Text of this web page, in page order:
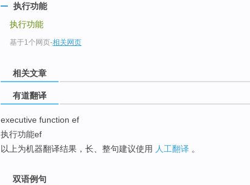
执行功能
执行功能
基于1个网页-相关网页
相关文章
有道翻译
executive function ef
执行功能ef
以上为机器翻译结果，长、整句建议使用 人工翻译 。
双语例句